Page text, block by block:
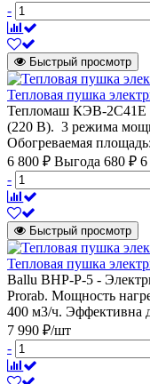
-
Быстрый просмотр
Тепловая пушка
Тепломаш КЭВ-2С41Е -
(220 В). 3 режима
Обогреваемая
6 800 ₽ Выгода 680 ₽
-
Быстрый просмотр
Тепловая пушка
Ballu BHP-P-5 -
Prorab. Мощность
400 м3/ч. Эффективна
7 990 ₽/шт
-